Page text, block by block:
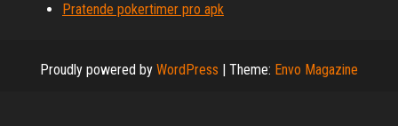
Pratende pokertimer pro apk
Proudly powered by WordPress | Theme: Envo Magazine